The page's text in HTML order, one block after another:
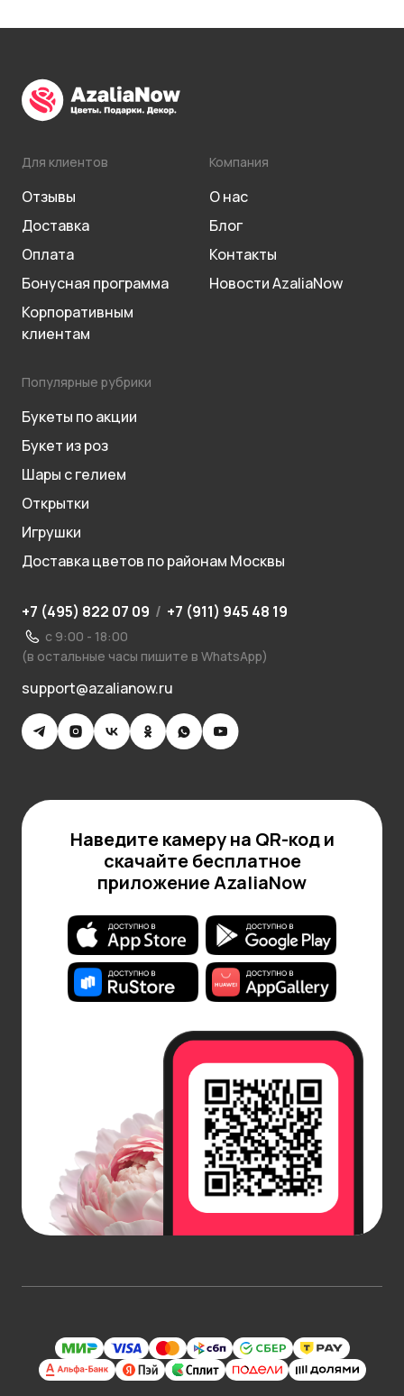
Для клиентов
Отзывы
Доставка
Оплата
Бонусная программа
Корпоративным
клиентам
Компания
О нас
Блог
Контакты
Новости AzaliaNow
Популярные рубрики
Букеты по акции
Букет из роз
Шары с гелием
Открытки
Игрушки
Доставка цветов по районам Москвы
+7 (495) 822 07 09 / +7 (911) 945 48 19
с 9:00 - 18:00
(в остальные часы пишите в WhatsApp)
support@azalianow.ru
Наведите камеру на QR-код и
скачайте бесплатное
приложение AzaliaNow